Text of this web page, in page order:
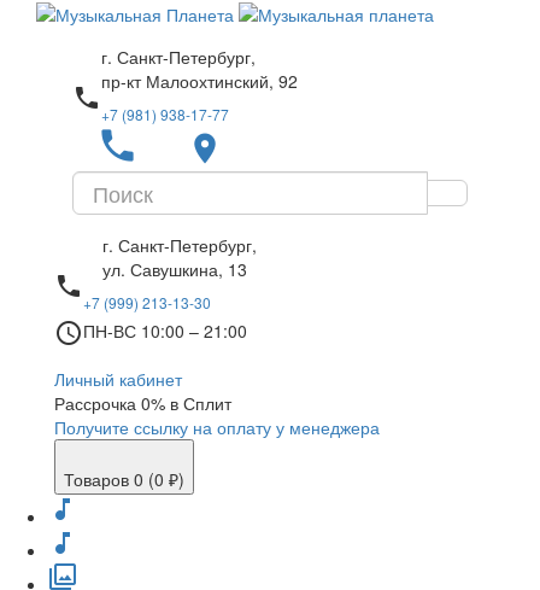
г. Санкт-Петербург,
пр-кт Малоохтинский, 92
local_phone
+7 (981) 938-17-77
local_phone place
г. Санкт-Петербург,
ул. Савушкина, 13
local_phone
+7 (999) 213-13-30
access_timeПН-ВС 10:00 – 21:00
Личный кабинет
Рассрочка 0% в Сплит
Получите ссылку на оплату у менеджера
Товаров 0 (0 ₽)
music_note
music_note
filter